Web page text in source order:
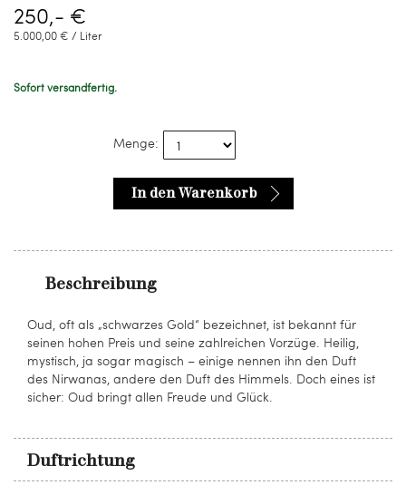
250,- €
5.000,00 € / Liter
Sofort versandfertig.
Menge:
In den Warenkorb
Beschreibung
Oud, oft als „schwarzes Gold“ bezeichnet, ist bekannt für
seinen hohen Preis und seine zahlreichen Vorzüge. Heilig,
mystisch, ja sogar magisch – einige nennen ihn den Duft
des Nirwanas, andere den Duft des Himmels. Doch eines ist
sicher: Oud bringt allen Freude und Glück.
Duftrichtung